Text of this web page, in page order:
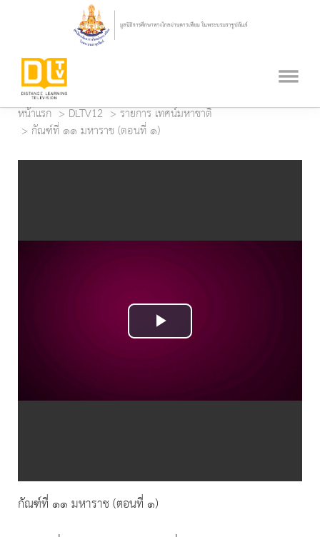
หน้าแรก DLTV12
รายการ เทศน์มหาชาติ
กัณฑ์ที่ ๑๑ มหาราช (ตอนที่ ๑)
Play
กัณฑ์ที่ ๑๑ มหาราช (ตอนที่ ๑)